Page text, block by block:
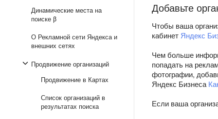
Медийная реклама
Мастер кампаний
Простой старт
Динамические места на
поиске β
О Рекламной сети Яндекса и
внешних сетях
Продвижение организаций
Продвижение в Картах
Список организаций в
результатах поиска
Добавьте
Чтобы ваша
кабинет Яндекс
Чем больше
попадать на
фотографии,
Яндекс Бизнеса
Если ваша